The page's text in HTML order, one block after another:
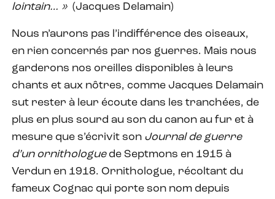
lointain… » (Jacques Delamain)
Nous n’aurons pas l’indifférence des oiseaux,
en rien concernés par nos guerres. Mais nous
garderons nos oreilles disponibles à leurs
chants et aux nôtres, comme Jacques Delamain
sut rester à leur écoute dans les tranchées, de
plus en plus sourd au son du canon au fur et à
mesure que s’écrivit son Journal de guerre
d’un ornithologuede Septmons en 1915 à
Verdun en 1918. Ornithologue, récoltant du
fameux Cognac qui porte son nom depuis